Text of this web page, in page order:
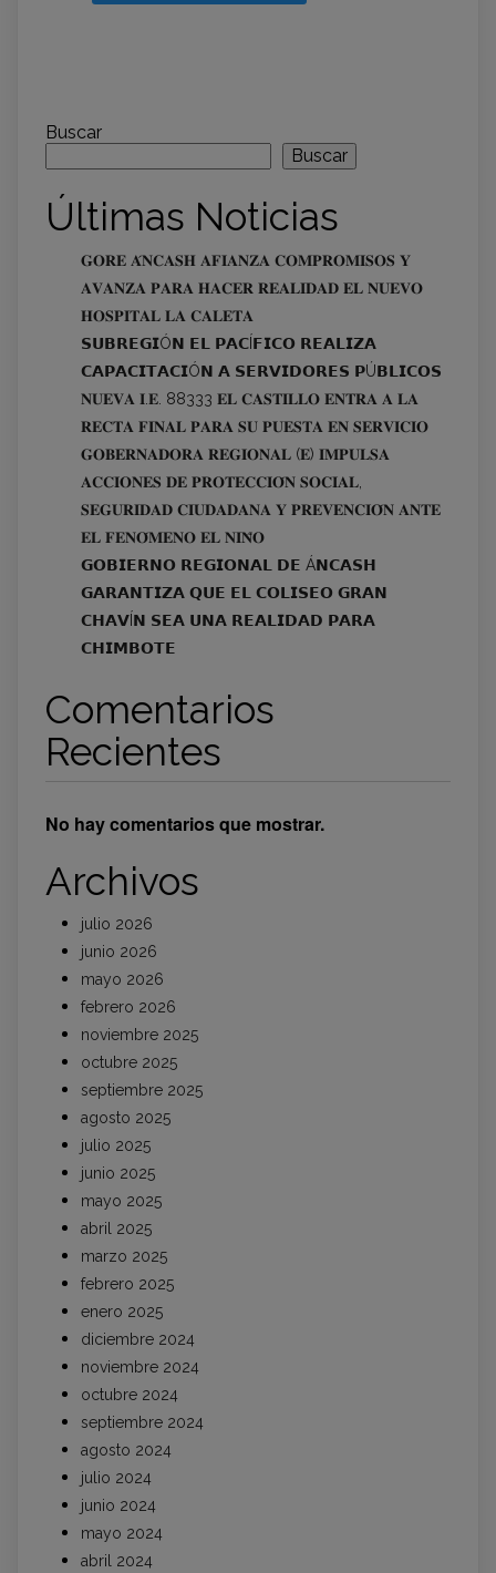
Buscar
Buscar
Últimas Noticias
𝐆𝐎𝐑𝐄 𝐀́𝐍𝐂𝐀𝐒𝐇 𝐀𝐅𝐈𝐀𝐍𝐙𝐀 𝐂𝐎𝐌𝐏𝐑𝐎𝐌𝐈𝐒𝐎𝐒 𝐘
𝐀𝐕𝐀𝐍𝐙𝐀 𝐏𝐀𝐑𝐀 𝐇𝐀𝐂𝐄𝐑 𝐑𝐄𝐀𝐋𝐈𝐃𝐀𝐃 𝐄𝐋 𝐍𝐔𝐄𝐕𝐎
𝐇𝐎𝐒𝐏𝐈𝐓𝐀𝐋 𝐋𝐀 𝐂𝐀𝐋𝐄𝐓𝐀
𝗦𝗨𝗕𝗥𝗘𝗚𝗜Ó𝗡 𝗘𝗟 𝗣𝗔𝗖Í𝗙𝗜𝗖𝗢 𝗥𝗘𝗔𝗟𝗜𝗭𝗔
𝗖𝗔𝗣𝗔𝗖𝗜𝗧𝗔𝗖𝗜Ó𝗡 𝗔 𝗦𝗘𝗥𝗩𝗜𝗗𝗢𝗥𝗘𝗦 𝗣Ú𝗕𝗟𝗜𝗖𝗢𝗦
𝐍𝐔𝐄𝐕𝐀 𝐈.𝐄. 88333 𝐄𝐋 𝐂𝐀𝐒𝐓𝐈𝐋𝐋𝐎 𝐄𝐍𝐓𝐑𝐀 𝐀 𝐋𝐀
𝐑𝐄𝐂𝐓𝐀 𝐅𝐈𝐍𝐀𝐋 𝐏𝐀𝐑𝐀 𝐒𝐔 𝐏𝐔𝐄𝐒𝐓𝐀 𝐄𝐍 𝐒𝐄𝐑𝐕𝐈𝐂𝐈𝐎
𝐆𝐎𝐁𝐄𝐑𝐍𝐀𝐃𝐎𝐑𝐀 𝐑𝐄𝐆𝐈𝐎𝐍𝐀𝐋 (𝐄) 𝐈𝐌𝐏𝐔𝐋𝐒𝐀
𝐀𝐂𝐂𝐈𝐎𝐍𝐄𝐒 𝐃𝐄 𝐏𝐑𝐎𝐓𝐄𝐂𝐂𝐈𝐎́𝐍 𝐒𝐎𝐂𝐈𝐀𝐋,
𝐒𝐄𝐆𝐔𝐑𝐈𝐃𝐀𝐃 𝐂𝐈𝐔𝐃𝐀𝐃𝐀𝐍𝐀 𝐘 𝐏𝐑𝐄𝐕𝐄𝐍𝐂𝐈𝐎́𝐍 𝐀𝐍𝐓𝐄
𝐄𝐋 𝐅𝐄𝐍𝐎́𝐌𝐄𝐍𝐎 𝐄𝐋 𝐍𝐈𝐍̃𝐎
𝗚𝗢𝗕𝗜𝗘𝗥𝗡𝗢 𝗥𝗘𝗚𝗜𝗢𝗡𝗔𝗟 𝗗𝗘 Á𝗡𝗖𝗔𝗦𝗛
𝗚𝗔𝗥𝗔𝗡𝗧𝗜𝗭𝗔 𝗤𝗨𝗘 𝗘𝗟 𝗖𝗢𝗟𝗜𝗦𝗘𝗢 𝗚𝗥𝗔𝗡
𝗖𝗛𝗔𝗩Í𝗡 𝗦𝗘𝗔 𝗨𝗡𝗔 𝗥𝗘𝗔𝗟𝗜𝗗𝗔𝗗 𝗣𝗔𝗥𝗔
𝗖𝗛𝗜𝗠𝗕𝗢𝗧𝗘
Comentarios
Recientes
No hay comentarios que mostrar.
Archivos
julio 2026
junio 2026
mayo 2026
febrero 2026
noviembre 2025
octubre 2025
septiembre 2025
agosto 2025
julio 2025
junio 2025
mayo 2025
abril 2025
marzo 2025
febrero 2025
enero 2025
diciembre 2024
noviembre 2024
octubre 2024
septiembre 2024
agosto 2024
julio 2024
junio 2024
mayo 2024
abril 2024